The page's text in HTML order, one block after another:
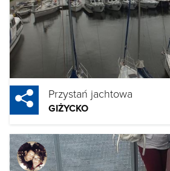
Przystań jachtowa
GIŻYCKO